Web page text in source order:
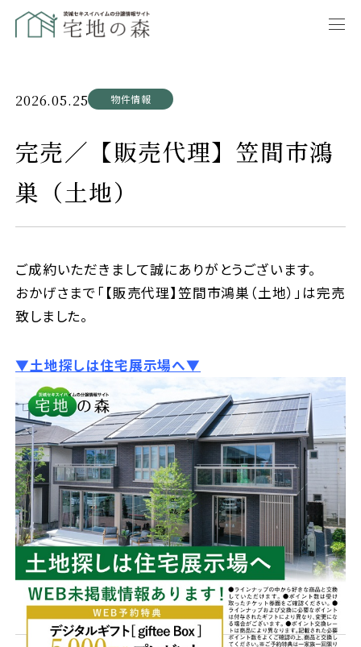
2026.05.25 物件情報
完売／【販売代理】笠間市鴻
巣（土地）
ご成約いただきまして誠にありがとうございます。
おかげさまで「【販売代理】笠間市鴻巣（土地）」は完売
致しました。
▼土地探しは住宅展示場へ▼